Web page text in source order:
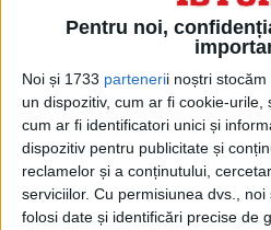
Pentru noi,
Noi și 1733 partenerii noștri
un dispozitiv, cum ar fi cookie-
cum ar fi identificatori unici și
dispozitiv pentru publicitate și
reclamelor și a conținutului,
serviciilor. Cu permisiunea dvs.,
folosi date și identificări precise de
Pe acel tărâm fu
secolul XVII, la care
mic, cu mare după